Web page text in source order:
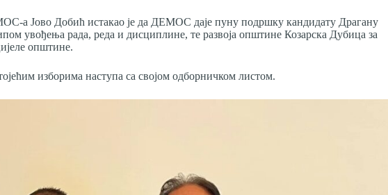
а Јово Добић истакао је да ДЕМОС даје пуну подршку кандидату Драгану
увођења рада, реда и дисциплине, те развоја општине Козарска Дубица за
општине.
изборима наступа са својом одборничком листом.